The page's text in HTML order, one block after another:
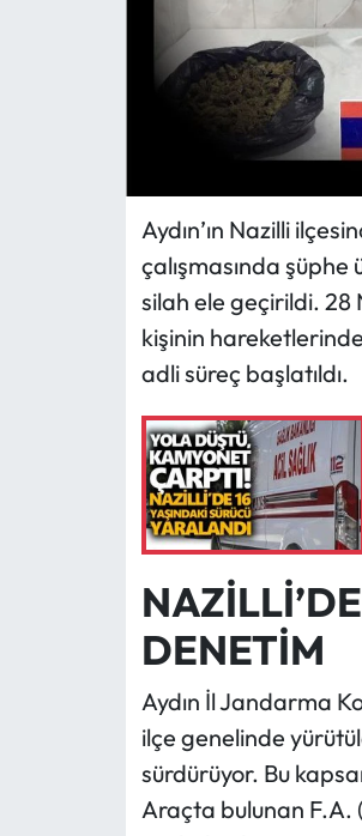
Aydın’ın Nazilli
çalışmasında
silah ele geçirildi. 28
kişinin
adli süreç başlatıldı.
DENETİM
Aydın İl Jandarma
ilçe genelinde
sürdürüyor. Bu
Araçta bulunan F.A.
RESMİ İLANLAR
HABER İLAN